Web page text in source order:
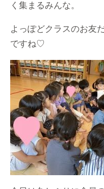
く集まるみんな。
よっぽどクラスのお友
ですね♡